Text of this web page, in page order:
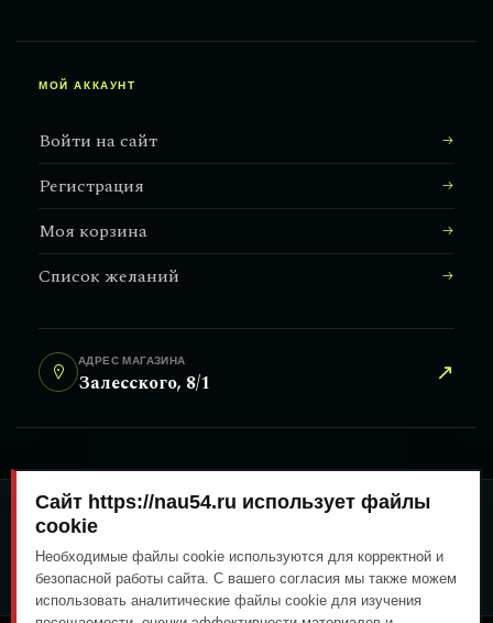
МОЙ АККАУНТ
Войти на сайт
Регистрация
Моя корзина
Список желаний
АДРЕС МАГАЗИНА
Залесского, 8/1 ↗
ОПЛАТА ЛЮБЫМ УДОБНЫМ
ГЕНЕРАЛЬНЫЙ ПЕРЕВОЗЧИК
Сайт https://nau54.ru использует файлы
cookie
Необходимые файлы cookie используются для корректной и
безопасной работы сайта. С вашего согласия мы также можем
использовать аналитические файлы cookie для изучения